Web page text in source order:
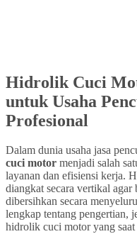
Hidrolik Cuci
untuk Usaha
Profesional
Dalam dunia usaha jasa
cuci motor menjadi salah
layanan dan efisiensi kerja.
diangkat secara vertikal agar
dibersihkan secara
lengkap tentang pengertian,
hidrolik cuci motor yang